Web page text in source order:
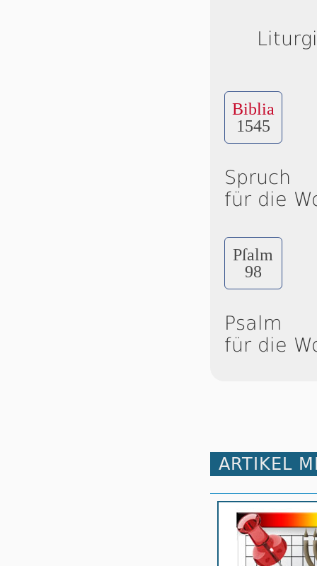
Biblia
1545
Spruch
für die
Pſalm
98
Psalm
für die
ARTIKEL